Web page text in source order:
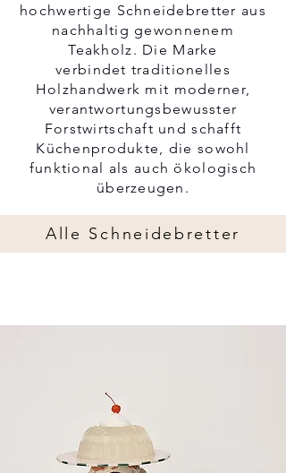
hochwertige Schneidebretter aus
nachhaltig gewonnenem
Teakholz. Die Marke
verbindet traditionelles
Holzhandwerk mit moderner,
verantwortungsbewusster
Forstwirtschaft und schafft
Küchenprodukte, die sowohl
funktional als auch ökologisch
überzeugen.
Alle Schneidebretter